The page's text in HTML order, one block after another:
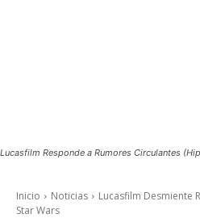
Lucasfilm Responde a Rumores Circulantes
Inicio Noticias
Lucasfilm Desmiente
Star Wars